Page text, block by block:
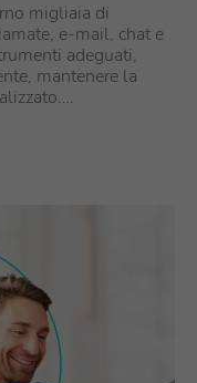
migliaia di
e-mail, chat e
adeguati,
mantenere la